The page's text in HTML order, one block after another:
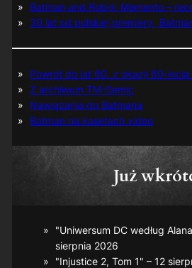
Batman and Robin: Memento –
30 lat od polskiej premiery
Powrót do lat 60. z okazji 60-lecia
Z archiwum TM-Semic
Nawiązania do Batmana
Batman na kasetach video
Już
"Uniwersum DC według
sierpnia 2026
"Injustice 2, Tom 1" – 12